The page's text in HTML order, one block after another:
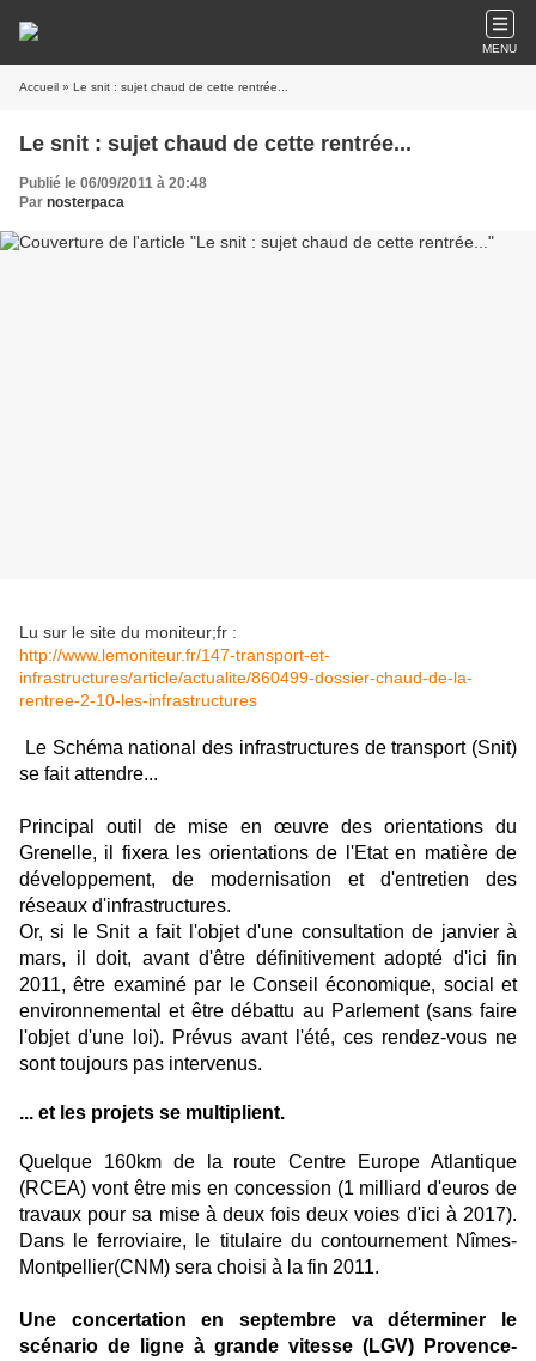
MENU
Accueil » Le snit : sujet chaud de cette rentrée...
Le snit : sujet chaud de cette rentrée...
Publié le 06/09/2011 à 20:48
Par nosterpaca
Lu sur le site du moniteur;fr :
http://www.lemoniteur.fr/147-transport-et-
infrastructures/article/actualite/860499-dossier-chaud-de-la-
rentree-2-10-les-infrastructures
Le Schéma national des infrastructures de transport (Snit)
se fait attendre...
Principal outil de mise en œuvre des orientations du
Grenelle, il fixera les orientations de l'Etat en matière de
développement, de modernisation et d'entretien des
réseaux d'infrastructures.
Or, si le Snit a fait l'objet d'une consultation de janvier à
mars, il doit, avant d'être définitivement adopté d'ici fin
2011, être examiné par le Conseil économique, social et
environnemental et être débattu au Parlement (sans faire
l'objet d'une loi). Prévus avant l'été, ces rendez-vous ne
sont toujours pas intervenus.
... et les projets se multiplient.
Quelque 160km de la route Centre Europe Atlantique
(RCEA) vont être mis en concession (1 milliard d'euros de
travaux pour sa mise à deux fois deux voies d'ici à 2017).
Dans le ferroviaire, le titulaire du contournement Nîmes-
Montpellier(CNM) sera choisi à la fin 2011.
Une concertation en septembre va déterminer le
scénario de ligne à grande vitesse (LGV) Provence-